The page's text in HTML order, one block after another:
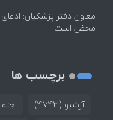
معاون دفتر پزشکیان:
محض است
برچسب ها
آرشیو (4743)